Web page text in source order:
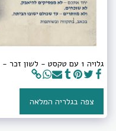
גלויה 1 עם טקסט - לשון זכר - סלסלת פרחי זיכריני
צפה בגלריה המלאה